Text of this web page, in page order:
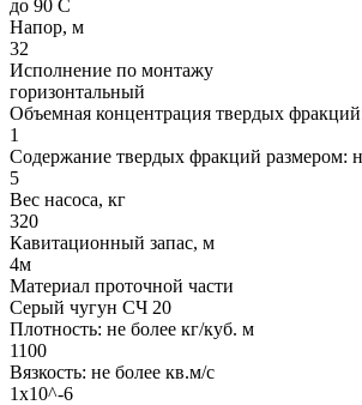
до 90 С
Напор, м
32
Исполнение по монтажу
горизонтальный
Объемная концентрация твердых
1
Содержание твердых фракций размером:
5
Вес насоса, кг
320
Кавитационный запас, м
4м
Материал проточной части
Серый чугун СЧ 20
Плотность: не более кг/куб. м
1100
Вязкость: не более кв.м/с
1х10^-6